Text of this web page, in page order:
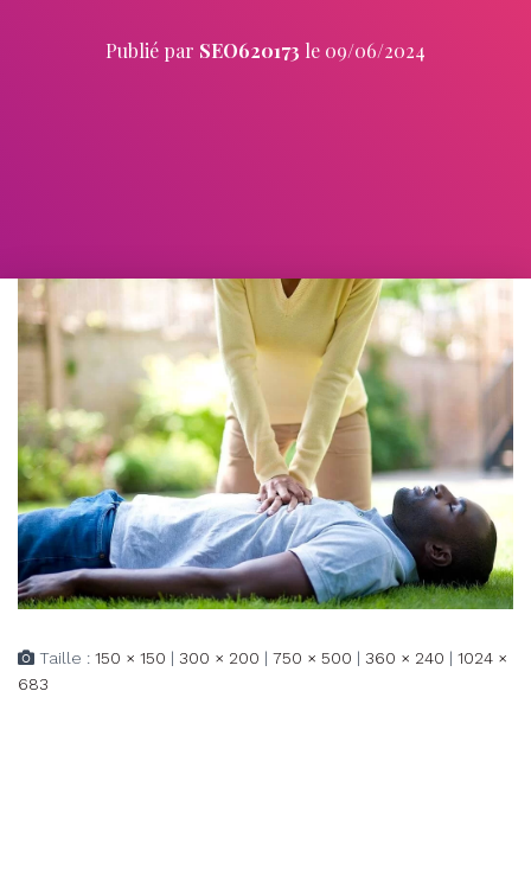
Publié par SEO620173 le 09/06/2024
Taille : 150 × 150 | 300 × 200 | 750 × 500 | 360 × 240 | 1024 ×
683